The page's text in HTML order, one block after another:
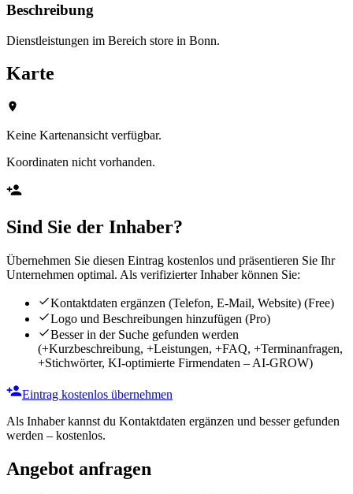
Beschreibung
Dienstleistungen im Bereich store in Bonn.
Karte
Keine Kartenansicht verfügbar.
Koordinaten nicht vorhanden.
Sind Sie der Inhaber?
Übernehmen Sie diesen Eintrag kostenlos und präsentieren Sie Ihr
Unternehmen optimal. Als verifizierter Inhaber können Sie:
Kontaktdaten ergänzen (Telefon, E-Mail, Website) (Free)
Logo und Beschreibungen hinzufügen (Pro)
Besser in der Suche gefunden werden
(+Kurzbeschreibung, +Leistungen, +FAQ, +Terminanfragen,
+Stichwörter, KI-optimierte Firmendaten – AI-GROW)
Eintrag kostenlos übernehmen
Als Inhaber kannst du Kontaktdaten ergänzen und besser gefunden
werden – kostenlos.
Angebot anfragen